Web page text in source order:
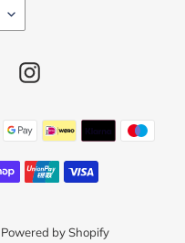
Instagram
Powered by Shopify